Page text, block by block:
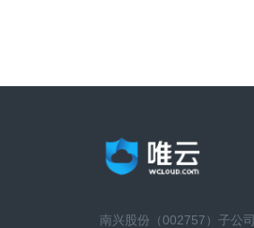
南兴股份（002757）子公司